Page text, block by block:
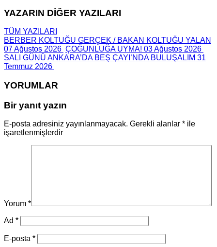
YAZARIN DİĞER YAZILARI
TÜM YAZILARI
BERBER KOLTUĞU GERÇEK / BAKAN KOLTUĞU YALAN
07 Ağustos 2026 ÇOĞUNLUĞA UYMA! 03 Ağustos 2026
SALI GÜNÜ ANKARA’DA BEŞ ÇAYI’NDA BULUŞALIM 31
Temmuz 2026
YORUMLAR
Bir yanıt yazın
E-posta adresiniz yayınlanmayacak. Gerekli alanlar * ile
işaretlenmişlerdir
Yorum *
Ad *
E-posta *